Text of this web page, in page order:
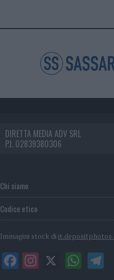
DIRETTA MEDIA ADV SRL
P.I. 02839380306
Chi siamo
Codice etico
Immagini stock di